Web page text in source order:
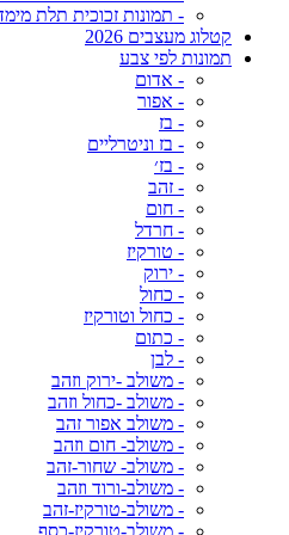
- תמונות זכוכית תלת
קטלוג מעצבים 2026
תמונות לפי צבע
- אדום
- אפור
- בז
- בז וניטרליים
- בז׳
- זהב
- חום
- חרדל
- טורקיז
- ירוק
- כחול
- כחול וטורקיז
- כתום
- לבן
- משולב -ירוק וזהב
- משולב -כחול וזהב
- משולב אפור זהב
- משולב- חום וזהב
- משולב- שחור-זהב
- משולב-ורוד וזהב
- משולב-טורקיז-זהב
- משולב-טורקיז-כסף